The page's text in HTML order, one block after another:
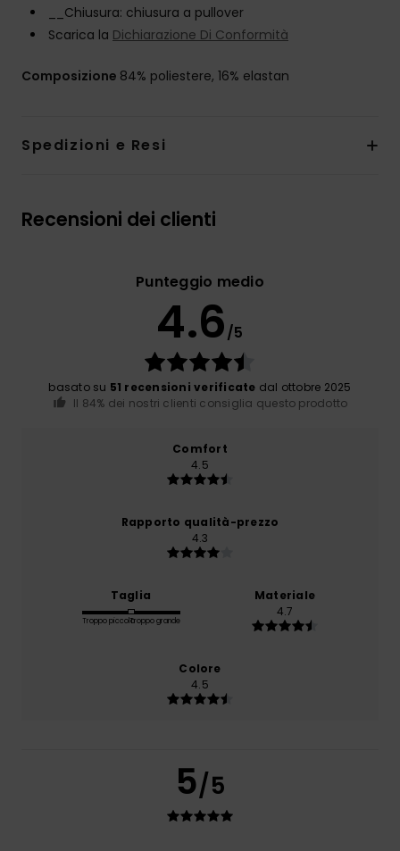
__Chiusura: chiusura a pullover
Scarica la Dichiarazione Di Conformità
Composizione 84% poliestere, 16% elastan
Spedizioni e Resi
Recensioni dei clienti
Punteggio medio
4.6/5
basato su 51 recensioni verificate dal ottobre 2025
Il 84% dei nostri clienti consiglia questo prodotto
Comfort
4.5
Rapporto qualità-prezzo
4.3
Taglia
Troppo piccoloTroppo grande
Materiale
4.7
Colore
4.5
5/5